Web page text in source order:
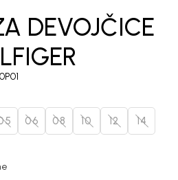
DEVOJČICE
06 08 10 12 14